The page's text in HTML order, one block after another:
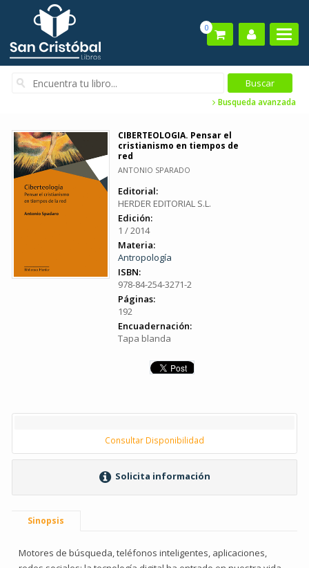
0
Busqueda avanzada
CIBERTEOLOGIA. Pensar el
cristianismo en tiempos de
red
ANTONIO SPARADO
Editorial:
HERDER EDITORIAL S.L.
Edición:
1 / 2014
Materia:
Antropología
ISBN:
978-84-254-3271-2
Páginas:
192
Encuadernación:
Tapa blanda
Consultar Disponibilidad
Solicita información
Sinopsis
Motores de búsqueda, teléfonos inteligentes, aplicaciones,